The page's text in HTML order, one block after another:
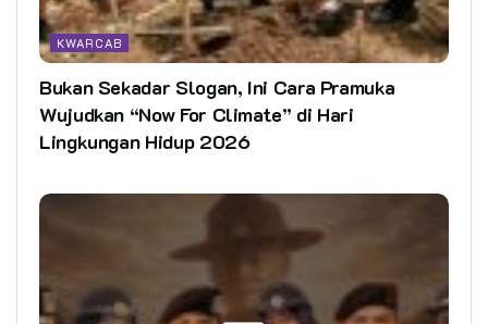
KWARCAB
Bukan Sekadar Slogan, Ini Cara Pramuka
Wujudkan “Now For Climate” di Hari
Lingkungan Hidup 2026